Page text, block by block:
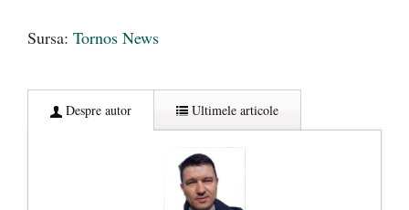
Sursa: Tornos News
Despre autor Ultimele articole